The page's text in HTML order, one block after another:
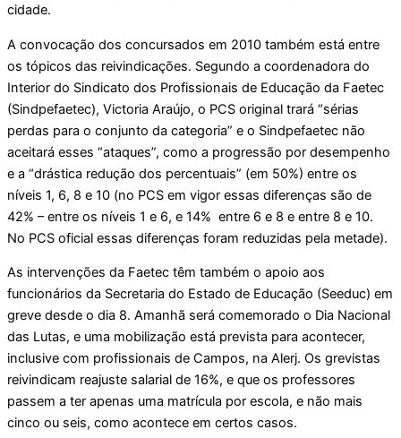
cidade.
A convocação dos concursados em 2010 também está entre
os tópicos das reivindicações. Segundo a coordenadora do
Interior do Sindicato dos Profissionais de Educação da Faetec
(Sindpefaetec), Victoria Araújo, o PCS original trará “sérias
perdas para o conjunto da categoria” e o Sindpefaetec não
aceitará esses “ataques”, como a progressão por desempenho
e a “drástica redução dos percentuais” (em 50%) entre os
níveis 1, 6, 8 e 10 (no PCS em vigor essas diferenças são de
42% – entre os níveis 1 e 6, e 14% entre 6 e 8 e entre 8 e 10.
No PCS oficial essas diferenças foram reduzidas pela metade).
As intervenções da Faetec têm também o apoio aos
funcionários da Secretaria do Estado de Educação (Seeduc) em
greve desde o dia 8. Amanhã será comemorado o Dia Nacional
das Lutas, e uma mobilização está prevista para acontecer,
inclusive com profissionais de Campos, na Alerj. Os grevistas
reivindicam reajuste salarial de 16%, e que os professores
passem a ter apenas uma matrícula por escola, e não mais
cinco ou seis, como acontece em certos casos.